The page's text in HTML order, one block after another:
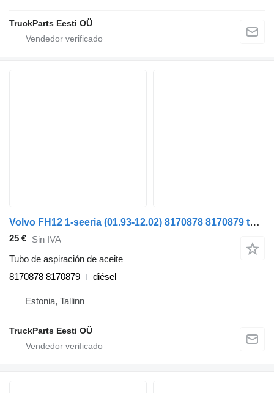
TruckParts Eesti OÜ
Volvo FH12 1-seeria (01.93-12.02) 8170878 8170879 tubo de aspiración de aceite para Volvo FH12, FH16, NH12, FH, VNL780 (1993-2014) camión
25 € Sin IVA
Tubo de aspiración de aceite
8170878 8170879
diésel
Estonia, Tallinn
TruckParts Eesti OÜ